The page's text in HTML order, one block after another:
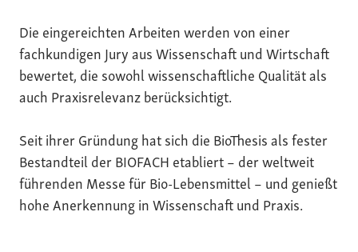
Die eingereichten Arbeiten werden von einer
fachkundigen Jury aus Wissenschaft und Wirtschaft
bewertet, die sowohl wissenschaftliche Qualität als
auch Praxisrelevanz berücksichtigt.
Seit ihrer Gründung hat sich die BioThesis als fester
Bestandteil der BIOFACH etabliert – der weltweit
führenden Messe für Bio-Lebensmittel – und genießt
hohe Anerkennung in Wissenschaft und Praxis.